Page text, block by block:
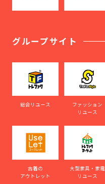
グループサイト
総合リユース
ファッション
リユース
古着の
アウトレット
大型家具・家電
リユース